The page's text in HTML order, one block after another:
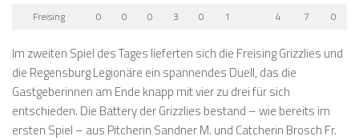
Freising
0 0 0 3 0 1 4 7 0
Im zweiten Spiel des Tages lieferten sich die Freising Grizzlies und
die Regensburg Legionäre ein spannendes Duell, das die
Gastgeberinnen am Ende knapp mit vier zu drei für sich
entschieden. Die Battery der Grizzlies bestand – wie bereits im
ersten Spiel – aus Pitcherin Sandner M. und Catcherin Brosch Fr.